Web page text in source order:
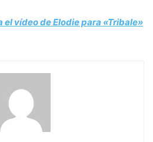
el vídeo de Elodie para «Tribale»